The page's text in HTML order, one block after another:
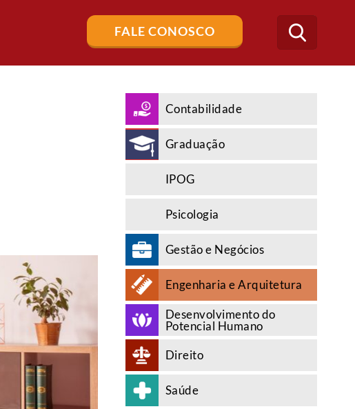
FALE CONOSCO
Buscar
no
blog
Contabilidade
Graduação
IPOG
Psicologia
Gestão e Negócios
Engenharia e Arquitetura
Desenvolvimento do
Potencial Humano
Direito
Saúde